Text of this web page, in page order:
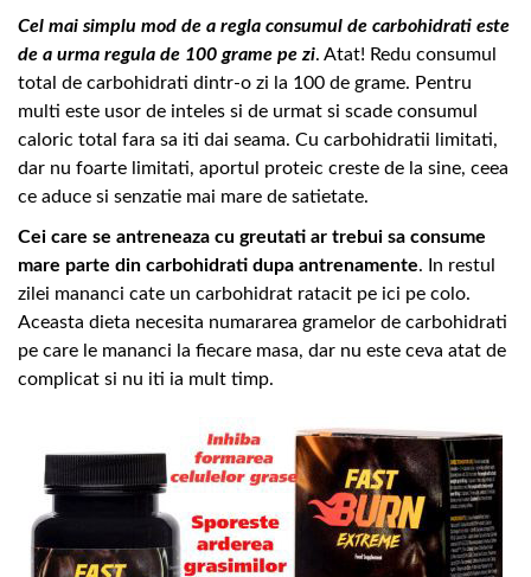
Cel mai simplu mod de a regla consumul de carbohidrati este
de a urma regula de 100 grame pe zi. Atat! Redu consumul
total de carbohidrati dintr-o zi la 100 de grame. Pentru
multi este usor de inteles si de urmat si scade consumul
caloric total fara sa iti dai seama. Cu carbohidratii limitati,
dar nu foarte limitati, aportul proteic creste de la sine, ceea
ce aduce si senzatie mai mare de satietate.
Cei care se antreneaza cu greutati ar trebui sa consume
mare parte din carbohidrati dupa antrenamente. In restul
zilei mananci cate un carbohidrat ratacit pe ici pe colo.
Aceasta dieta necesita numararea gramelor de carbohidrati
pe care le mananci la fiecare masa, dar nu este ceva atat de
complicat si nu iti ia mult timp.